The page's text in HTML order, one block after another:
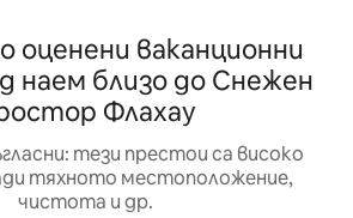
оценени ваканционни
наем близо до Снежен
Флахау
тези престои са високо
тяхното местоположение,
чистота и др.